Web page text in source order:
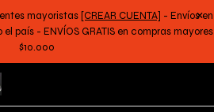
mayoristas [CREAR CUENTA] - Envíos en
país - ENVÍOS GRATIS en compras mayores
$10.000